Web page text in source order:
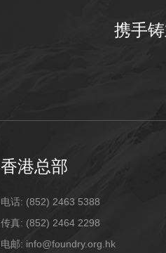
携手
香港总部
电话: (852) 2463 5388
传真: (852) 2464 2298
电邮: info@foundry.org.hk